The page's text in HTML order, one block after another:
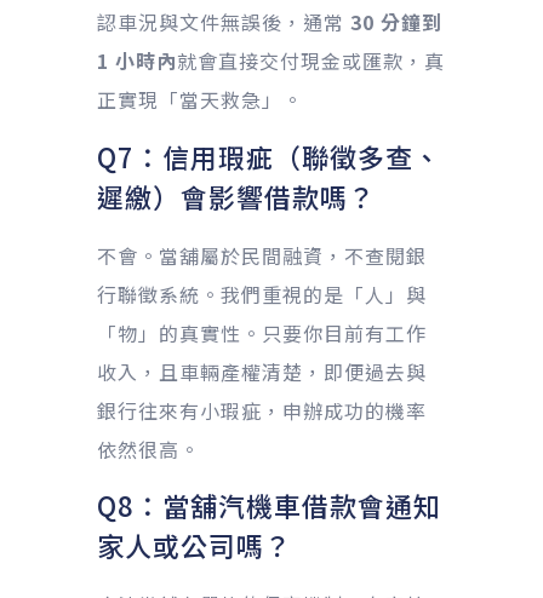
認車況與文件無誤後，通常 30 分鐘到
1 小時內就會直接交付現金或匯款，真
正實現「當天救急」。
Q7：信用瑕疵（聯徵多查、
遲繳）會影響借款嗎？
不會。當舖屬於民間融資，不查閱銀
行聯徵系統。我們重視的是「人」與
「物」的真實性。只要你目前有工作
收入，且車輛產權清楚，即便過去與
銀行往來有小瑕疵，申辦成功的機率
依然很高。
Q8：當舖汽機車借款會通知
家人或公司嗎？